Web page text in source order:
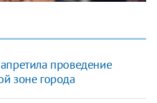
проведение
зоне города